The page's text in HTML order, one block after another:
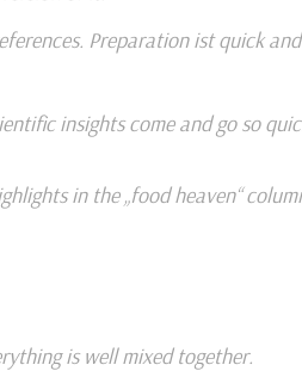
Preparation ist quick
insights come and go so
in the „food heaven“
is well mixed together.